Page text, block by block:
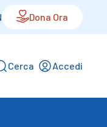
Dona Ora
Cerca Accedi